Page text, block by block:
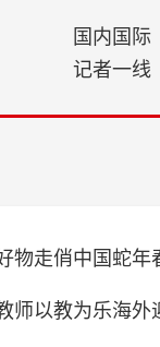
国内国际
记者一线
物走俏中国蛇年
师以教为乐海外